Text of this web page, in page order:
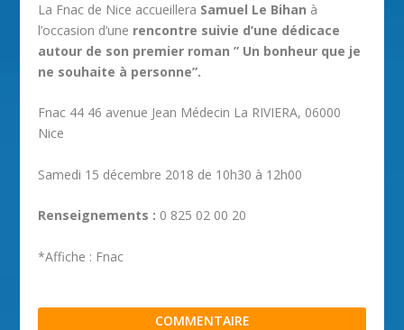
La Fnac de Nice accueillera Samuel Le Bihan à
l’occasion d’une rencontre suivie d’une dédicace
autour de son premier roman ” Un bonheur que je
ne souhaite à personne”.
Fnac 44 46 avenue Jean Médecin La RIVIERA, 06000
Nice
Samedi 15 décembre 2018 de 10h30 à 12h00
Renseignements : 0 825 02 00 20
*Affiche : Fnac
COMMENTAIRE